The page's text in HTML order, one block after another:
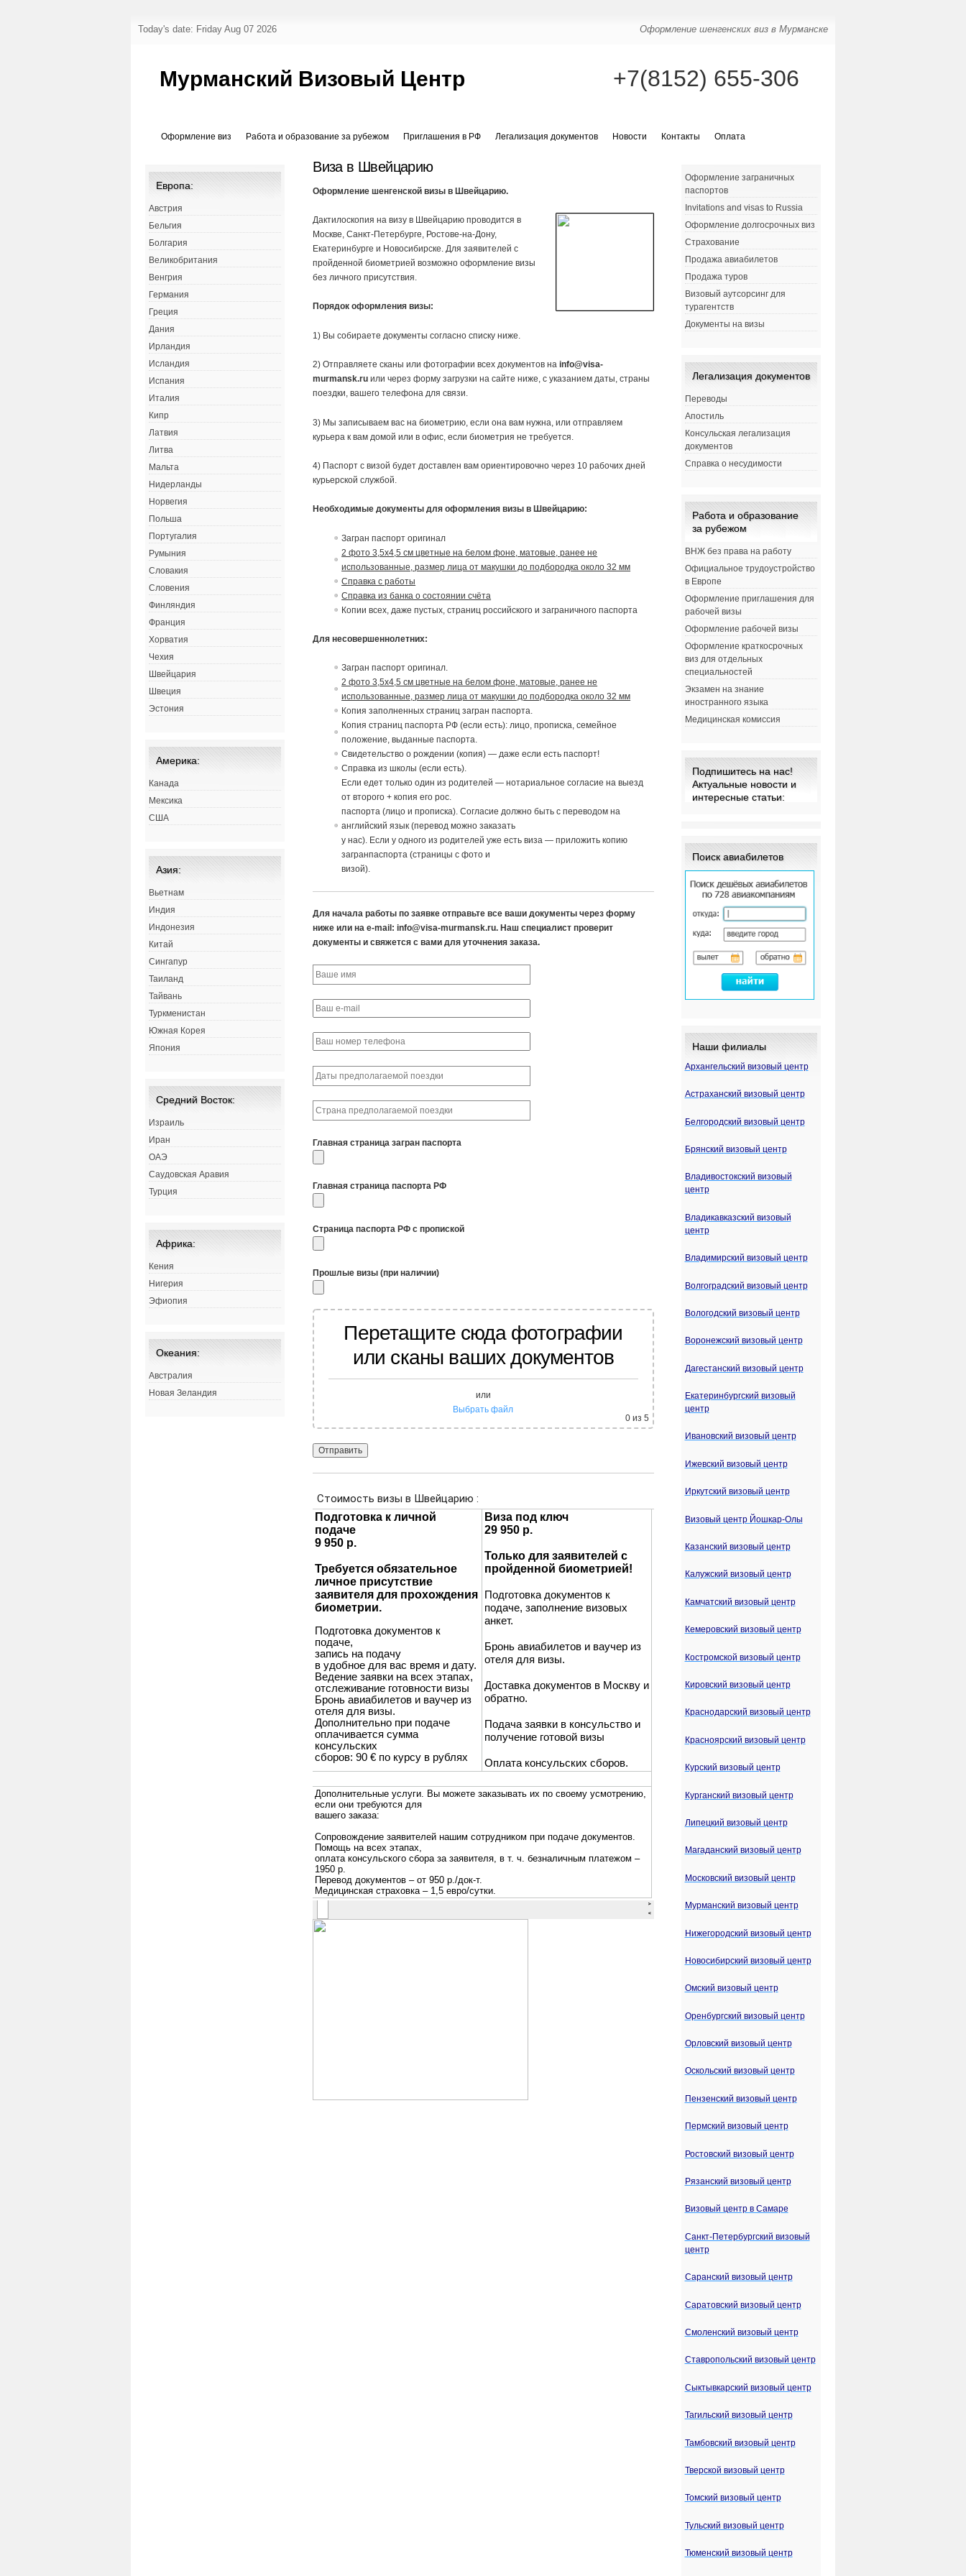
Оформление шенгенских виз в Мурманске
Today's date: Friday Aug 07 2026
Мурманский Визовый Центр +7(8152) 655-306
Оформление виз Работа и образование за рубежом Приглашения в РФ Легализация документов Новости Контакты Оплата
Виза в Швейцарию
Оформление шенгенской визы в Швейцарию.
Дактилоскопия на визу в Швейцарию проводится в
Москве, Санкт-Петербурге, Ростове-на-Дону,
Екатеринбурге и Новосибирске. Для заявителей с
пройденной биометрией возможно оформление визы
без личного присутствия.
Порядок оформления визы:
1) Вы собираете документы согласно списку ниже.
2) Отправляете сканы или фотографии всех документов наinfo@visa-
murmansk.ru или через форму загрузки на сайте ниже, с указанием даты, страны
поездки, вашего телефона для связи.
3) Мы записываем вас на биометрию, если она вам нужна, или отправляем
курьера к вам домой или в офис, если биометрия не требуется.
4) Паспорт с визой будет доставлен вам ориентировочно через 10 рабочих дней
курьерской службой.
Необходимые документы для оформления визы в Швейцарию:
Загран паспорт оригинал
2 фото 3,5х4,5 см цветные на белом фоне, матовые, ранее не
использованные, размер лица от макушки до подбородка около 32 мм
Справка с работы
Справка из банка о состоянии счёта
Копии всех, даже пустых, страниц российского и заграничного паспорта
Для несовершеннолетних:
Загран паспорт оригинал.
2 фото 3,5х4,5 см цветные на белом фоне, матовые, ранее не
использованные, размер лица от макушки до подбородка около 32 мм
Копия заполненных страниц загран паспорта.
Копия страниц паспорта РФ (если есть): лицо, прописка, семейное
положение,выданные паспорта.
Свидетельство о рождении (копия) — даже если есть паспорт!
Справка из школы (если есть).
Если едет только один из родителей — нотариальное согласие на выезд
от второго + копия его рос.
паспорта (лицо и прописка). Согласие должно быть с переводом на
английский язык (перевод можно заказать
у нас). Если у одного из родителей уже есть виза — приложить копию
загранпаспорта (страницы с фото и
визой).
Для начала работы по заявке отправьте все ваши документы через форму
ниже или на e-mail: info@visa-murmansk.ru. Наш специалист проверит
документы и свяжется с вами для уточнения заказа.
Главная страница загран паспорта
Главная страница паспорта РФ
Страница паспорта РФ с пропиской
Прошлые визы (при наличии)
Перетащите сюда фотографии
или сканы ваших документов
или
Выбрать файл
0из 5
Европа:
Австрия
Бельгия
Болгария
Великобритания
Венгрия
Германия
Греция
Дания
Ирландия
Исландия
Испания
Италия
Кипр
Латвия
Литва
Мальта
Нидерланды
Норвегия
Польша
Португалия
Румыния
Словакия
Словения
Финляндия
Франция
Хорватия
Чехия
Швейцария
Швеция
Эстония
Америка:
Канада
Мексика
США
Азия:
Вьетнам
Индия
Индонезия
Китай
Сингапур
Таиланд
Тайвань
Туркменистан
Южная Корея
Япония
Средний Восток:
Израиль
Иран
ОАЭ
Саудовская Аравия
Турция
Африка:
Кения
Нигерия
Эфиопия
Океания:
Австралия
Новая Зеландия
Оформление заграничных
паспортов
Invitations and visas to Russia
Оформление долгосрочных виз
Страхование
Продажа авиабилетов
Продажа туров
Визовый аутсорсинг для
турагентств
Документы на визы
Легализация документов
Переводы
Апостиль
Консульская легализация
документов
Справка о несудимости
Работа и образование
за рубежом
ВНЖ без права на работу
Официальное трудоустройство
в Европе
Оформление приглашения для
рабочей визы
Оформление рабочей визы
Оформление краткосрочных
виз для отдельных
специальностей
Экзамен на знание
иностранного языка
Медицинская комиссия
Подпишитесь на нас!
Актуальные новости и
интересные статьи:
Поиск авиабилетов
Наши филиалы
Архангельский визовый центр
Астраханский визовый центр
Белгородский визовый центр
Брянский визовый центр
Владивостокский визовый
центр
Владикавказский визовый
центр
Владимирский визовый центр
Волгоградский визовый центр
Вологодский визовый центр
Воронежский визовый центр
Дагестанский визовый центр
Екатеринбургский визовый
центр
Ивановский визовый центр
Ижевский визовый центр
Иркутский визовый центр
Визовый центр Йошкар-Олы
Казанский визовый центр
Калужский визовый центр
Камчатский визовый центр
Кемеровский визовый центр
Костромской визовый центр
Кировский визовый центр
Краснодарский визовый центр
Красноярский визовый центр
Курский визовый центр
Курганский визовый центр
Липецкий визовый центр
Магаданский визовый центр
Московский визовый центр
Мурманский визовый центр
Нижегородский визовый центр
Новосибирский визовый центр
Омский визовый центр
Оренбургский визовый центр
Орловский визовый центр
Оскольский визовый центр
Пензенский визовый центр
Пермский визовый центр
Ростовский визовый центр
Рязанский визовый центр
Визовый центр в Самаре
Санкт-Петербургский визовый
центр
Саранский визовый центр
Саратовский визовый центр
Смоленский визовый центр
Ставропольский визовый центр
Сыктывкарский визовый центр
Тагильский визовый центр
Тамбовский визовый центр
Тверской визовый центр
Томский визовый центр
Тульский визовый центр
Тюменский визовый центр